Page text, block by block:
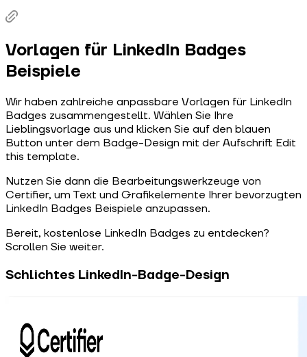
Vorlagen für LinkedIn Badges
Beispiele
Wir haben zahlreiche anpassbare Vorlagen für LinkedIn
Badges zusammengestellt. Wählen Sie Ihre
Lieblingsvorlage aus und klicken Sie auf den blauen
Button unter dem Badge-Design mit der Aufschrift Edit
this template.
Nutzen Sie dann die Bearbeitungswerkzeuge von
Certifier, um Text und Grafikelemente Ihrer bevorzugten
LinkedIn Badges Beispiele anzupassen.
Bereit, kostenlose LinkedIn Badges zu entdecken?
Scrollen Sie weiter.
Schlichtes LinkedIn-Badge-Design